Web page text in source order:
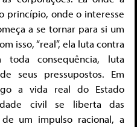
princípio, onde o interesse
a se tornar para si um
isso, “real”, ela luta contra
toda consequência, luta
seus pressupostos. Em
a vida real do Estado
civil se liberta das
um impulso racional, a